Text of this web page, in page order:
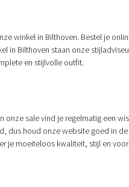
winkel in Bilthoven. Bestel je
Bilthoven staan onze
en stijlvolle outfit.
onze sale vind je regelmatig een
houd onze website goed in
je moeiteloos kwaliteit, stijl en